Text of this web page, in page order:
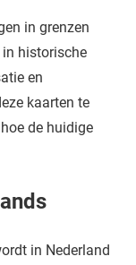
in grenzen
historische
en
kaarten te
de huidige
in Nederland